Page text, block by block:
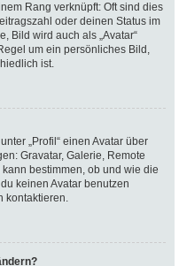
Rang verknüpft: Oft sind dies
oder deinen Status im
Bild wird auch als „Avatar“
um ein persönliches Bild,
ist.
„Profil“ einen Avatar über
Gravatar, Galerie, Remote
bestimmen, ob und wie die
keinen Avatar benutzen
kontaktieren.